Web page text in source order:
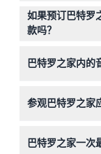
可以，0-12岁的
总人数。
如果预订巴特罗
款吗？
您的日期和时间
巴特罗之家内的
文、德语、意
参观巴特罗之家
票，请记得携
巴特罗之家一次